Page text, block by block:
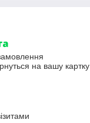
на вашу картку